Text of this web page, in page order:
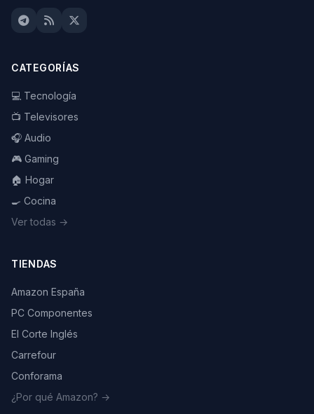
CATEGORÍAS
💻 Tecnología
📺 Televisores
🎧 Audio
🎮 Gaming
🏠 Hogar
🍳 Cocina
Ver todas →
TIENDAS
Amazon España
PC Componentes
El Corte Inglés
Carrefour
Conforama
¿Por qué Amazon? →